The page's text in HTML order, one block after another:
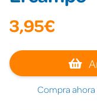
3,95€
Compra ahora